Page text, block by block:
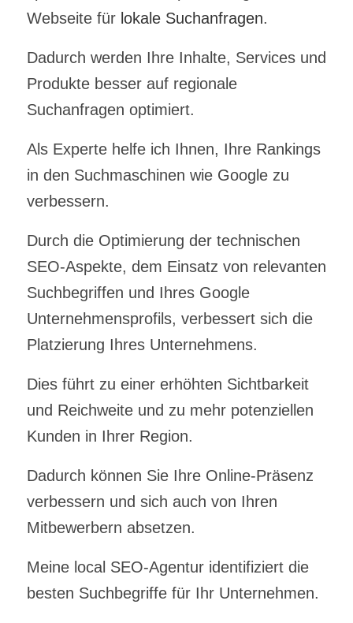
Webseite für lokale Suchanfragen.
Dadurch werden Ihre Inhalte, Services und
Produkte besser auf regionale
Suchanfragen optimiert.
Als Experte helfe ich Ihnen, Ihre Rankings
in den Suchmaschinen wie Google zu
verbessern.
Durch die Optimierung der technischen
SEO-Aspekte, dem Einsatz von relevanten
Suchbegriffen und Ihres Google
Unternehmensprofils, verbessert sich die
Platzierung Ihres Unternehmens.
Dies führt zu einer erhöhten Sichtbarkeit
und Reichweite und zu mehr potenziellen
Kunden in Ihrer Region.
Dadurch können Sie Ihre Online-Präsenz
verbessern und sich auch von Ihren
Mitbewerbern absetzen.
Meine local SEO-Agentur identifiziert die
besten Suchbegriffe für Ihr Unternehmen.